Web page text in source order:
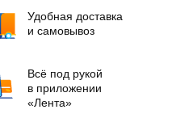
Удобная доставка
и самовывоз
Всё под рукой
в приложении
«Лента»